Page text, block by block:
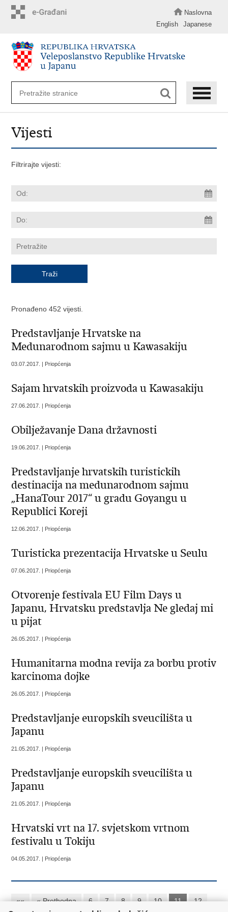
Naslovna
English
Japanese
Vijesti
Filtrirajte vijesti:
Pronađeno 452 vijesti.
Predstavljanje Hrvatske na
Medunarodnom sajmu u Kawasakiju
03.07.2017. | Priopćenja
Sajam hrvatskih proizvoda u Kawasakiju
27.06.2017. | Priopćenja
Obilježavanje Dana državnosti
19.06.2017. | Priopćenja
Predstavljanje hrvatskih turistickih
destinacija na medunarodnom sajmu
„HanaTour 2017“ u gradu Goyangu u
Republici Koreji
12.06.2017. | Priopćenja
Turisticka prezentacija Hrvatske u Seulu
07.06.2017. | Priopćenja
Otvorenje festivala EU Film Days u
Japanu, Hrvatsku predstavlja Ne gledaj mi
u pijat
26.05.2017. | Priopćenja
Humanitarna modna revija za borbu protiv
karcinoma dojke
26.05.2017. | Priopćenja
Predstavljanje europskih sveucilišta u
Japanu
21.05.2017. | Priopćenja
Predstavljanje europskih sveucilišta u
Japanu
21.05.2017. | Priopćenja
Hrvatski vrt na 17. svjetskom vrtnom
festivalu u Tokiju
04.05.2017. | Priopćenja
«« « Prethodna 6 7 8 9 10 11
12